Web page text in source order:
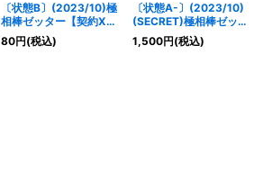
〔状態B〕(2023/10)極
相棒ゼッター【契約X】
{BS65-CX04}《緑》
80円(税込)
〔状態A-〕(2023/10)
(SECRET)極相棒ゼッタ
ー【契約X-SEC】
{BS65-CX04}《緑》
1,500円(税込)